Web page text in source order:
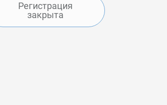
Регистрация
закрыта